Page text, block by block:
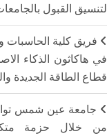
لتنسيق القبول
فريق كلية الحاسبات
في هاكاثون الذكاء
قطاع الطاقة الجديدة
جامعة عين شمس
من خلال حزمة